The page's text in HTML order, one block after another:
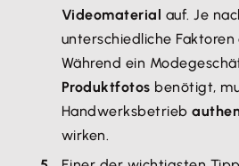
Videomaterial auf. Je
unterschiedliche
Während ein
Produktfotos benötigt,
Handwerksbetrieb
wirken.